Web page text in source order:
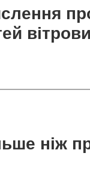
ніж